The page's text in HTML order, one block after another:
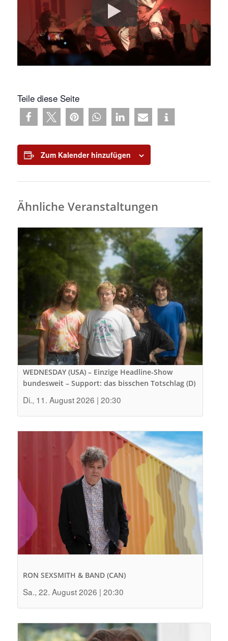
Teile diese Seite
Zum Kalender hinzufügen
Ähnliche Veranstaltungen
WEDNESDAY (USA) – Einzige Headline-Show
bundesweit – Support: das bisschen Totschlag (D)
Di., 11. August 2026 | 20:30
RON SEXSMITH & BAND (CAN)
Sa., 22. August 2026 | 20:30